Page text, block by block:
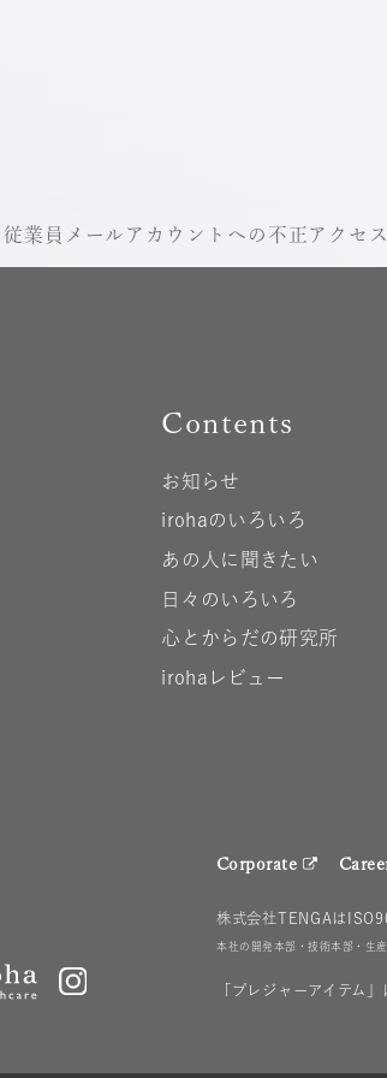
業員メールアカウントへの不正アクセ
Contents
お知らせ
irohaのいろいろ
あの人に聞きたい
日々のいろいろ
心とからだの研究所
irohaレビュー
Corporate
株式会社TENGAは
本社の開発本部・技術本部・生
「プレジャーアイテム